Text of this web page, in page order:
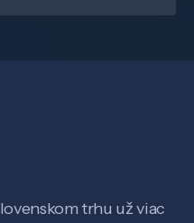
trhu už viac